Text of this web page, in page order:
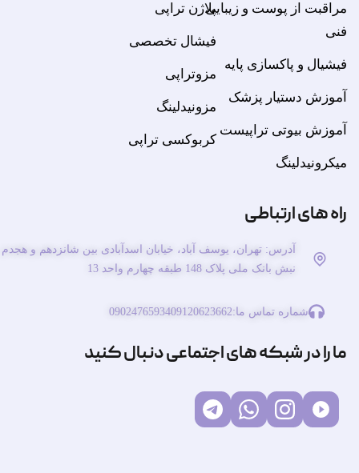
مراقبت از پوست و زیبایی
فنی
فیشیال و پاکسازی پایه
آموزش دستیار پزشک
آموزش بیوتی تراپیست
میکرونیدلینگ
پلاژن تراپی
فیشال تخصصی
مزوتراپی
مزونیدلینگ
کربوکسی تراپی
راه های ارتباطی
آدرس: تهران، یوسف آباد، خیابان اسدآبادی بین شانزدهم و هجدم
نبش بانک ملی پلاک 148 طبقه چهارم واحد 13
شماره تماس ما:09120623662
09024765934
ما را در شبکه های اجتماعی دنبال کنید